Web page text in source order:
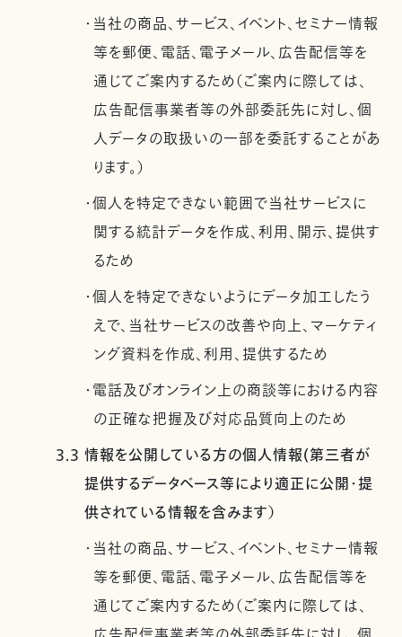
・当社の商品、サービス、イベント、セミナー情報
等を郵便、電話、電子メール、広告配信等を
通じてご案内するため（ご案内に際しては、
広告配信事業者等の外部委託先に対し、個
人データの取扱いの一部を委託することがあ
ります。）
・個人を特定できない範囲で当社サービスに
関する統計データを作成、利用、開示、提供す
るため
・個人を特定できないようにデータ加工したう
えで、当社サービスの改善や向上、マーケティ
ング資料を作成、利用、提供するため
・電話及びオンライン上の商談等における内容
の正確な把握及び対応品質向上のため
3.3 情報を公開している方の個人情報(第三者が
提供するデータベース等により適正に公開・提
供されている情報を含みます）
・当社の商品、サービス、イベント、セミナー情報
等を郵便、電話、電子メール、広告配信等を
通じてご案内するため（ご案内に際しては、